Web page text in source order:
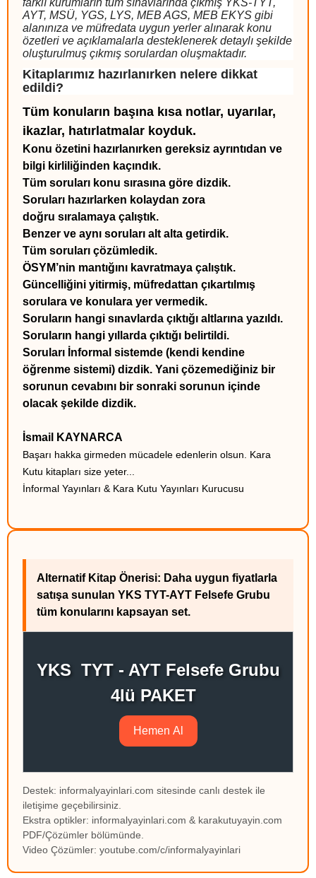
farklı kurumların tüm sınavlarında çıkmış YKS-TYT,
AYT, MSÜ, YGS, LYS, MEB AGS, MEB EKYS gibi
alanınıza ve müfredata uygun yerler alınarak konu
özetleri ve açıklamalarla desteklenerek detaylı şekilde
oluşturulmuş çıkmış sorulardan oluşmaktadır.
Kitaplarımız hazırlanırken nelere dikkat
edildi?
Tüm konuların başına kısa notlar, uyarılar,
ikazlar, hatırlatmalar koyduk.
Konu özetini hazırlanırken gereksiz ayrıntıdan ve
bilgi kirliliğinden kaçındık.
Tüm soruları konu sırasına göre dizdik.
Soruları hazırlarken kolaydan zora
doğru sıralamaya çalıştık.
Benzer ve aynı soruları alt alta getirdik.
Tüm soruları çözümledik.
ÖSYM’nin mantığını kavratmaya çalıştık.
Güncelliğini yitirmiş, müfredattan çıkartılmış
sorulara ve konulara yer vermedik.
Soruların hangi sınavlarda çıktığı altlarına yazıldı.
Soruların hangi yıllarda çıktığı belirtildi.
Soruları İnformal sistemde (kendi kendine
öğrenme sistemi) dizdik. Yani çözemediğiniz bir
sorunun cevabını bir sonraki sorunun içinde
olacak şekilde dizdik.
İsmail KAYNARCA
Başarı hakka girmeden mücadele edenlerin olsun. Kara
Kutu kitapları size yeter...
İnformal Yayınları & Kara Kutu Yayınları Kurucusu
Alternatif Kitap Önerisi: Daha uygun fiyatlarla
satışa sunulan YKS TYT-AYT Felsefe Grubu
tüm konularını kapsayan set.
YKS TYT - AYT Felsefe Grubu
4lü PAKET
Hemen Al
Destek: informalyayinlari.com sitesinde canlı destek ile
iletişime geçebilirsiniz.
Ekstra optikler: informalyayinlari.com & karakutuyayin.com
PDF/Çözümler bölümünde.
Video Çözümler: youtube.com/c/informalyayinlari